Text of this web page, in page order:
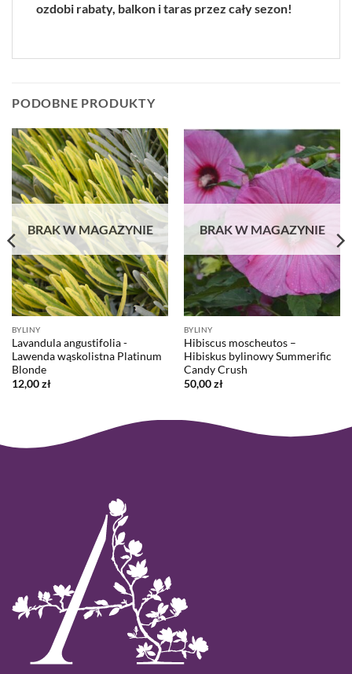
ozdobi rabaty, balkon i taras przez cały sezon!
PODOBNE PRODUKTY
BRAK W MAGAZYNIE
BYLINY
Lavandula angustifolia -
Lawenda wąskolistna Platinum
Blonde
12,00zł
BRAK W MAGAZYNIE
BYLINY
Hibiscus moscheutos –
Hibiskus bylinowy Summerific
Candy Crush
50,00zł